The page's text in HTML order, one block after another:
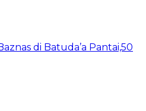
di Batuda’a Pantai,50